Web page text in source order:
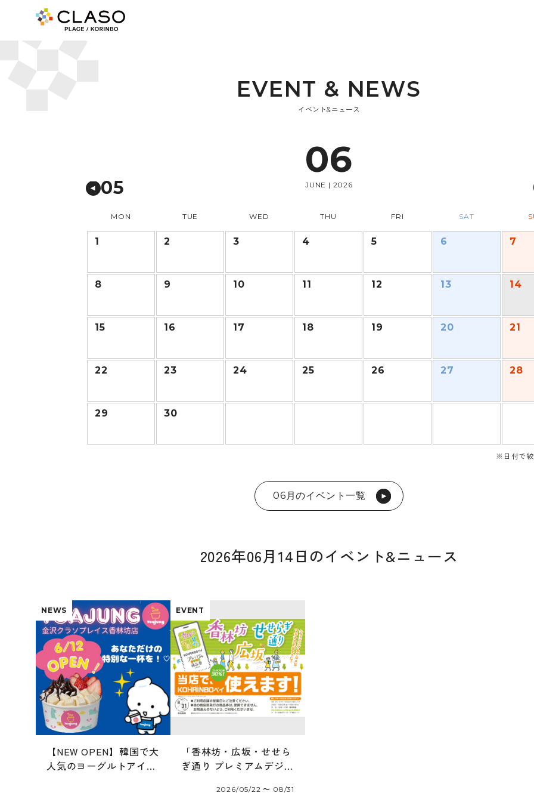
EVENT & NEWS
イベント&ニュース
06
JUNE | 2026
05
MON TUE WED THU FRI SAT
1 2 3 4 5 6 7
8 9 10 11 12 13 14
15 16 17 18 19 20 21
22 23 24 25 26 27 28
29 30
※日付で
06月のイベント一覧
2026年06月14日のイベント&ニュース
NEWS
【NEW OPEN】韓国で大
人気のヨーグルトアイス
EVENT
「香林坊・広坂・せせら
ぎ通り プレミアムデジタ
2026/05/22 〜 08/31